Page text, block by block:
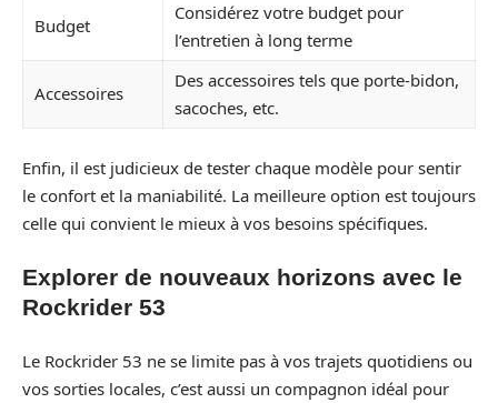
Budget
Considérez votre budget pour
l’entretien à long terme
Accessoires
Des accessoires tels que porte-bidon,
sacoches, etc.
Enfin, il est judicieux de tester chaque modèle pour sentir
le confort et la maniabilité. La meilleure option est toujours
celle qui convient le mieux à vos besoins spécifiques.
Explorer de nouveaux horizons avec le
Rockrider 53
Le Rockrider 53 ne se limite pas à vos trajets quotidiens ou
vos sorties locales, c’est aussi un compagnon idéal pour